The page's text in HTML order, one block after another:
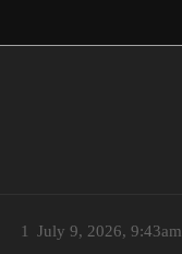
July 9, 2026, 9:43am
1